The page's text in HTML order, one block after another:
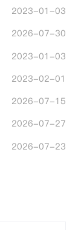
2023-01-03
2026-07-30
2023-01-03
2023-02-01
2026-07-15
2026-07-27
2026-07-23